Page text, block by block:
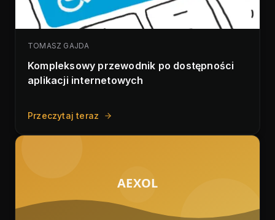
TOMASZ GAJDA
Kompleksowy przewodnik po dostępności
aplikacji internetowych
Przeczytaj teraz
AEXOL